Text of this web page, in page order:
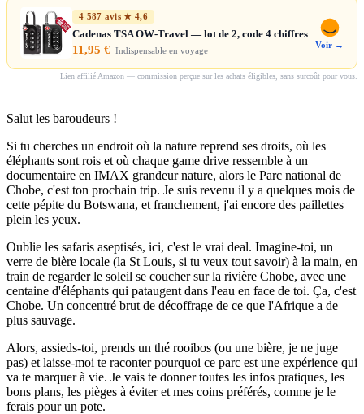
4 587 avis ★ 4,6
Cadenas TSA OW-Travel — lot de 2, code 4 chiffres
11,95 € Indispensable en voyage
Voir →
Lien affilié Amazon — commission perçue sur les achats éligibles, sans surcoût pour vous.
Salut les baroudeurs !
Si tu cherches un endroit où la nature reprend ses droits, où les
éléphants sont rois et où chaque game drive ressemble à un
documentaire en IMAX grandeur nature, alors le Parc national de
Chobe, c'est ton prochain trip. Je suis revenu il y a quelques mois de
cette pépite du Botswana, et franchement, j'ai encore des paillettes
plein les yeux.
Oublie les safaris aseptisés, ici, c'est le vrai deal. Imagine-toi, un
verre de bière locale (la St Louis, si tu veux tout savoir) à la main, en
train de regarder le soleil se coucher sur la rivière Chobe, avec une
centaine d'éléphants qui pataugent dans l'eau en face de toi. Ça, c'est
Chobe. Un concentré brut de décoffrage de ce que l'Afrique a de
plus sauvage.
Alors, assieds-toi, prends un thé rooibos (ou une bière, je ne juge
pas) et laisse-moi te raconter pourquoi ce parc est une expérience qui
va te marquer à vie. Je vais te donner toutes les infos pratiques, les
bons plans, les pièges à éviter et mes coins préférés, comme je le
ferais pour un pote.